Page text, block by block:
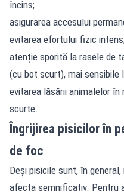
încins;
asigurarea accesului
evitarea efortului fizic
atenție sporită la rasele de
(cu bot scurt), mai sensibile
evitarea lăsării animalelor în
scurte.
Îngrijirea pisicilor în
de foc
Deși pisicile sunt, în
afecta semnificativ. Pentru